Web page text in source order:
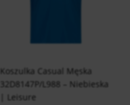
Koszulka Casual Męska
32D8147P/L988 – Niebieska
| Leisure